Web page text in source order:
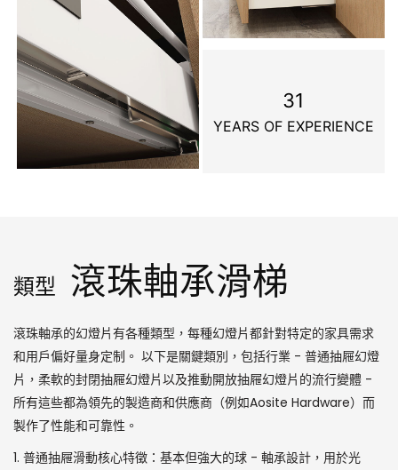
31
YEARS OF EXPERIENCE
類型 滾珠軸承滑梯
滾珠軸承的幻燈片有各種類型，每種幻燈片都針對特定的家具需求
和用戶偏好量身定制。 以下是關鍵類別，包括行業 - 普通抽屜幻燈
片，柔軟的封閉抽屜幻燈片以及推動開放抽屜幻燈片的流行變體 -
所有這些都為領先的製造商和供應商（例如Aosite Hardware）而
製作了性能和可靠性。
1. 普通抽屜滑動核心特徵：基本但強大的球 - 軸承設計，用於光